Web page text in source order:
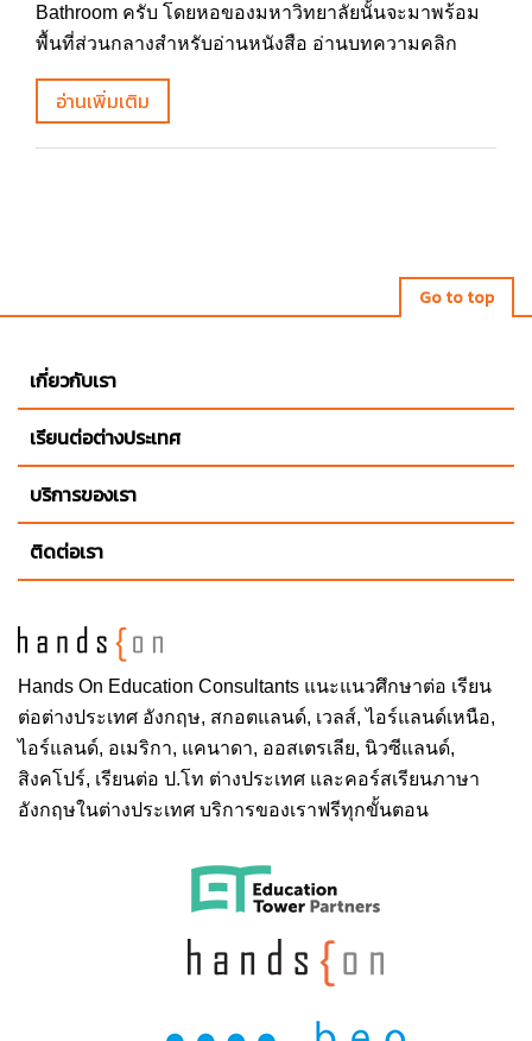
Bathroom ครับ โดยหอของมหาวิทยาลัยนั้นจะมาพร้อม
พื้นที่ส่วนกลางสำหรับอ่านหนังสือ อ่านบทความคลิก
อ่านเพิ่มเติม
Go to top
Hands On Education Consultants แนะแนวศึกษาต่อ เรียน
ต่อต่างประเทศ อังกฤษ, สกอตแลนด์, เวลส์, ไอร์แลนด์เหนือ,
ไอร์แลนด์, อเมริกา, แคนาดา, ออสเตรเลีย, นิวซีแลนด์,
สิงคโปร์, เรียนต่อ ป.โท ต่างประเทศ และคอร์สเรียนภาษา
อังกฤษในต่างประเทศ บริการของเราฟรีทุกขั้นตอน
เกี่ยวกับเรา
เรียนต่อต่างประเทศ
บริการของเรา
ติดต่อเรา